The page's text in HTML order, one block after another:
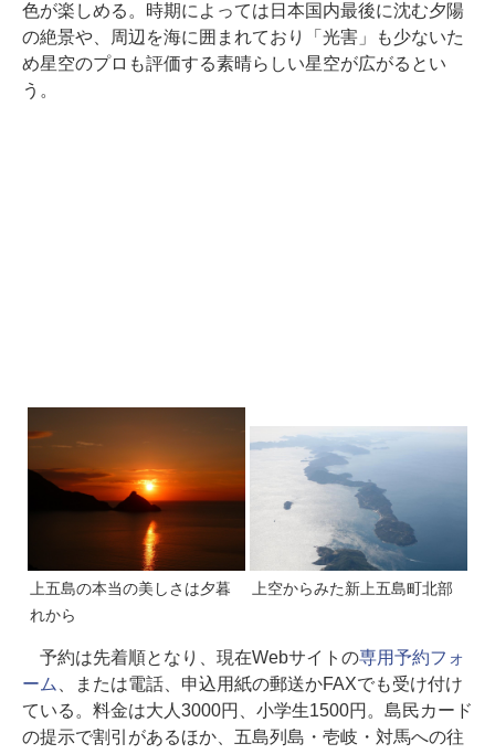
色が楽しめる。時期によっては日本国内最後に沈む夕陽
の絶景や、周辺を海に囲まれており「光害」も少ないた
め星空のプロも評価する素晴らしい星空が広がるとい
う。
上五島の本当の美しさは夕暮
れから
上空からみた新上五島町北部
予約は先着順となり、現在Webサイトの専用予約フォ
ーム
、または電話、申込用紙の郵送かFAXでも受け付け
ている。料金は大人3000円、小学生1500円。島民カード
の提示で割引があるほか、五島列島・壱岐・対馬への往